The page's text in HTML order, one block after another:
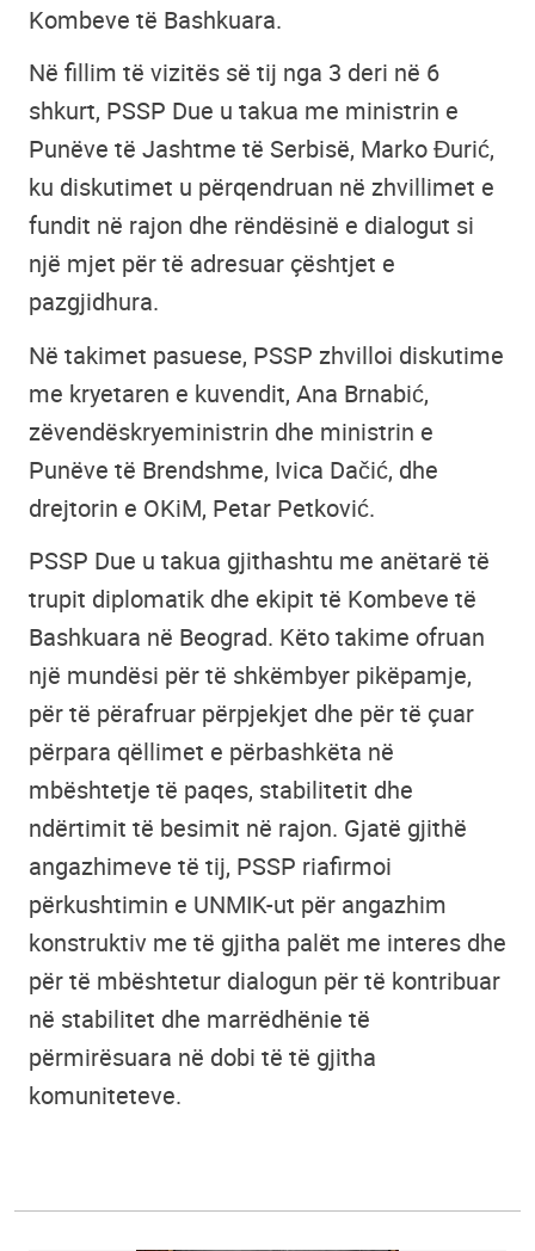
Kombeve të Bashkuara.
Në fillim të vizitës së tij nga 3 deri në 6
shkurt, PSSP Due u takua me ministrin e
Punëve të Jashtme të Serbisë, Marko Đurić,
ku diskutimet u përqendruan në zhvillimet e
fundit në rajon dhe rëndësinë e dialogut si
një mjet për të adresuar çështjet e
pazgjidhura.
Në takimet pasuese, PSSP zhvilloi diskutime
me kryetaren e kuvendit, Ana Brnabić,
zëvendëskryeministrin dhe ministrin e
Punëve të Brendshme, Ivica Dačić, dhe
drejtorin e OKiM, Petar Petković.
PSSP Due u takua gjithashtu me anëtarë të
trupit diplomatik dhe ekipit të Kombeve të
Bashkuara në Beograd. Këto takime ofruan
një mundësi për të shkëmbyer pikëpamje,
për të përafruar përpjekjet dhe për të çuar
përpara qëllimet e përbashkëta në
mbështetje të paqes, stabilitetit dhe
ndërtimit të besimit në rajon. Gjatë gjithë
angazhimeve të tij, PSSP riafirmoi
përkushtimin e UNMIK-ut për angazhim
konstruktiv me të gjitha palët me interes dhe
për të mbështetur dialogun për të kontribuar
në stabilitet dhe marrëdhënie të
përmirësuara në dobi të të gjitha
komuniteteve.